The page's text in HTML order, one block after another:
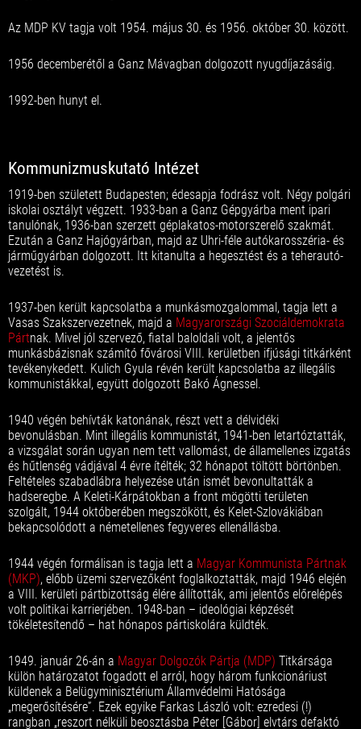
Az MDP KV tagja volt 1954. május 30. és 1956. október 30. között.
1956 decemberétől a Ganz Mávagban dolgozott nyugdíjazásáig.
1992-ben hunyt el.
Kommunizmuskutató Intézet
1919-ben született Budapesten; édesapja fodrász volt. Négy polgári
iskolai osztályt végzett. 1933-ban a Ganz Gépgyárba ment ipari
tanulónak, 1936-ban szerzett géplakatos-motorszerelő szakmát.
Ezután a Ganz Hajógyárban, majd az Uhri-féle autókarosszéria- és
járműgyárban dolgozott. Itt kitanulta a hegesztést és a teherautó-
vezetést is.
1937-ben került kapcsolatba a munkásmozgalommal, tagja lett a
Vasas Szakszervezetnek, majd a Magyarországi Szociáldemokrata
Pártnak. Mivel jól szervező, fiatal baloldali volt, a jelentős
munkásbázisnak számító fővárosi VIII. kerületben ifjúsági titkárként
tevékenykedett. Kulich Gyula révén került kapcsolatba az illegális
kommunistákkal, együtt dolgozott Bakó Ágnessel.
1940 végén behívták katonának, részt vett a délvidéki
bevonulásban. Mint illegális kommunistát, 1941-ben letartóztatták,
a vizsgálat során ugyan nem tett vallomást, de államellenes izgatás
és hűtlenség vádjával 4 évre ítélték; 32 hónapot töltött börtönben.
Feltételes szabadlábra helyezése után ismét bevonultatták a
hadseregbe. A Keleti-Kárpátokban a front mögötti területen
szolgált, 1944 októberében megszökött, és Kelet-Szlovákiában
bekapcsolódott a németellenes fegyveres ellenállásba.
1944 végén formálisan is tagja lett a Magyar Kommunista Pártnak
(MKP), előbb üzemi szervezőként foglalkoztatták, majd 1946 elején
a VIII. kerületi pártbizottság élére állították, ami jelentős előrelépés
volt politikai karrierjében. 1948-ban – ideológiai képzését
tökéletesítendő – hat hónapos pártiskolára küldték.
1949. január 26-án a Magyar Dolgozók Pártja (MDP) Titkársága
külön határozatot fogadott el arról, hogy három funkcionáriust
küldenek a Belügyminisztérium Államvédelmi Hatósága
„megerősítésére”. Ezek egyike Farkas László volt: ezredesi (!)
rangban „reszort nélküli beosztásba Péter [Gábor] elvtárs defaktó